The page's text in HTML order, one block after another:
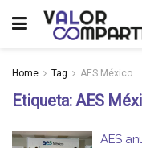
Home Tag AES México
Etiqueta:AES
AES